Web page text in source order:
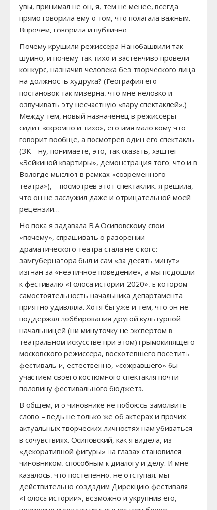
увы, принимал не он, я, тем не менее, всегда
прямо говорила ему о том, что полагала важным.
Впрочем, говорила и публично.
Почему крушили режиссера Нанобашвили так
шумно, и почему так тихо и застенчиво провели
конкурс, назначив человека без творческого лица
на должность худрука? (География его
постановок так мизерна, что мне неловко и
озвучивать эту несчастную «пару спектаклей».)
Между тем, новый назначенец в режиссеры
сидит «скромно и тихо», его имя мало кому что
говорит вообще, а посмотрев один его спектакль
(ЗК – ну, понимаете, это, так сказать, хэштег
«Зойкиной квартиры», демонстрация того, что и в
Вологде мыслют в рамках «современного
театра»), – посмотрев этот спектаклик, я решила,
что он не заслужил даже и отрицательной моей
рецензии…
Но пока я задавала В.А.Осиповскому свои
«почему», спрашивать о разорении
драматического театра стала не с кого:
замгубернатора был и сам «за десять минут»
изгнан за «неэтичное поведение», а мы подошли
к фестивалю «Голоса истории-2020», в котором
самостоятельность начальника департамента
приятно удивляла. Хотя бы уже и тем, что он не
поддержал лоббирования другой культурной
начальницей (ни минуточку не экспертом в
театральном искусстве при этом) грымокипящего
московского режиссера, восхотевшего посетить
фестиваль и, естественно, «сожравшего» бы
участием своего костюмного спектакля почти
половину фестивального бюджета.
В общем, и о чиновнике не побоюсь замолвить
слово – ведь не только же об актерах и прочих
актуальных творческих личностях нам убиваться
в сочувствиях. Осиповский, как я видела, из
«декоративной фигуры» на глазах становился
чиновником, способным к диалогу и делу. И мне
казалось, что постепенно, не отступая, мы
действительно создадим Дирекцию фестиваля
«Голоса истории», возможно и укрупнив его,